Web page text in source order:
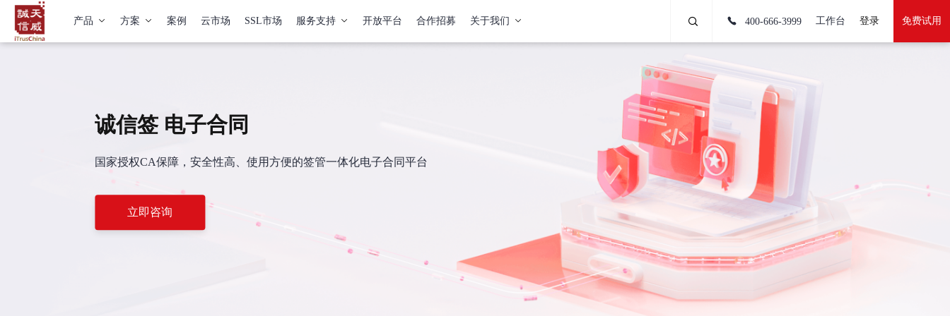
产品 方案 案例 云市场 SSL市场 服务支持 开放平台 合作招募 关于我们 400-666-3999 工作台 登录 免费试用
诚信签 电子合同
国家授权CA保障，安全性高、使用方便的签管一体化电子合同平台
立即咨询